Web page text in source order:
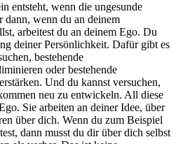
entsteht, wenn die ungesunde
wenn du an deinem
arbeitest du an deinem Ego. Du
deiner Persönlichkeit. Dafür gibt es
bestehende
oder bestehende
Und du kannst versuchen,
neu zu entwickeln. All diese
Sie arbeiten an deiner Idee, über
über dich. Wenn du zum Beispiel
dann musst du dir über dich selbst